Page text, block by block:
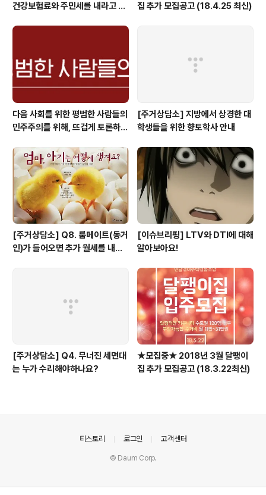
건강보험료와 주민세를 내라고 고
집 추가 모집공고 (18.4.25 최신)
다음 사회를 위한 평범한 사람들의
민주주의를 위해, 뜨겁게 토론하고
[주거상담소] 지방에서 상경한 대
학생들을 위한 향토학사 안내
[주거상담소] Q8. 룸메이트(동거
인)가 들어오면 추가 월세를 내야
[이슈브리핑] LTV와 DTI에 대해
알아보아요!
[주거상담소] Q4. 무너진 세면대
는 누가 수리해야하나요?
★모집중★ 2018년 3월 달팽이
집 추가 모집공고 (18.3.22최신)
티스토리 로그인 고객센터
© Daum Corp.